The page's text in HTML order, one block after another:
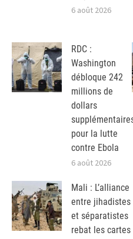
6 août 2026
RDC :
Washington
débloque 242
millions de
dollars
pour la lutte
contre Ebola
6 août 2026
Mali : L’alliance
entre jihadistes
et séparatistes
rebat les cartes